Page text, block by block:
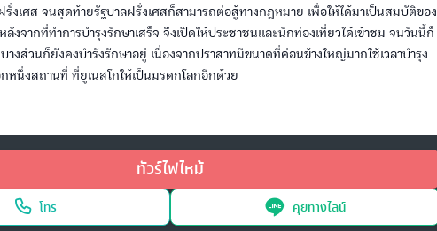
งเศส จนสุดท้ายรัฐบาลฝรั่งเศสก็สามารถต่อสู้ทางกฎหมาย เพื่อให้ได้มาเป็นสมบัติของ
งจากที่ทำการบำรุงรักษาเสร็จ จึงเปิดให้ประชาชนและนักท่องเที่ยวได้เข้าชม จนวันนี้ก็
งส่วนก็ยังคงบำรังรักษาอยู่ เนื่องจากปราสาทมีขนาดที่ค่อนข้างใหญ่มากใช้เวลาบำรุง
หนึ่งสถานที่ ที่ยูเนสโกให้เป็นมรดกโลกอีกด้วย
ทัวร์ไฟไหม้
โทร คุยทางไลน์